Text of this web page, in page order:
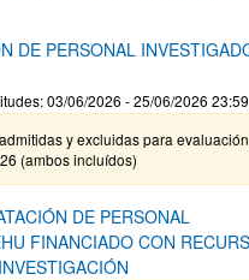
DE PERSONAL
03/06/2026 - 25/06/2026
y excluidas para
(ambos incluídos)
DE PERSONAL
FINANCIADO CON